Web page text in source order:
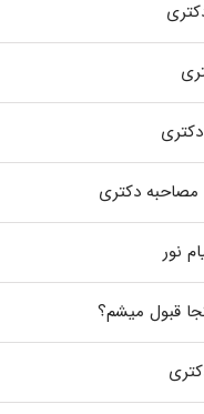
دکتری
نور
قبول میشم؟